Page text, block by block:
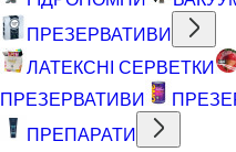
ПРЕЗЕРВАТИВИ
ЛАТЕКСНІ СЕРВЕТКИ
ПРЕЗЕРВАТИВИ
ПРЕПАРАТИ